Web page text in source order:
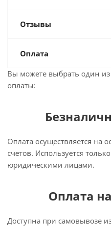
Отзывы
Оплата
Вы можете выбрать один
оплаты:
Оплата осуществляется на
счетов. Используется
юридическими лицами.
Оплата
Доступна при самовывозе